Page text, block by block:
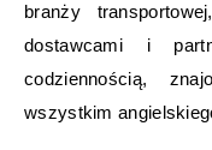
branży
dostawcami i
codziennością,
wszystkim